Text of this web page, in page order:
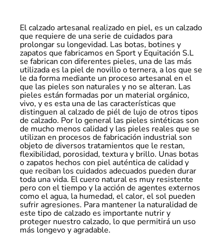
El calzado artesanal realizado en piel, es un calzado
que requiere de una serie de cuidados para
prolongar su longevidad. Las botas, botines y
zapatos que fabricamos en Sport y Equitación S.L
se fabrican con diferentes pieles, una de las más
utilizada es la piel de novillo o ternera, a los que se
le da forma mediante un proceso artesanal en el
que las pieles son naturales y no se alteran. Las
pieles están formadas por un material orgánico,
vivo, y es esta una de las características que
distinguen al calzado de piél de lujo de otros tipos
de calzado. Por lo general las pieles sintéticas son
de mucho menos calidad y las pieles reales que se
utilizan en procesos de fabricación industrial son
objeto de diversos tratamientos que le restan,
flexibilidad, porosidad, textura y brillo. Unas botas
o zapatos hechos con piel auténtica de calidad y
que reciban los cuidados adecuados pueden durar
toda una vida. El cuero natural es muy resistente
pero con el tiempo y la acción de agentes externos
como el agua, la humedad, el calor, el sol pueden
sufrir agresiones. Para mantener la naturalidad de
este tipo de calzado es importante nutrir y
proteger nuestro calzado, lo que permitirá un uso
más longevo y agradable.